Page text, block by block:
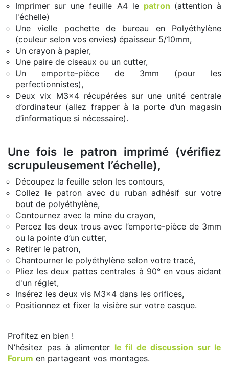
Imprimer sur une feuille A4 le patron (attention à
l'échelle)
Une vielle pochette de bureau en Polyéthylène
(couleur selon vos envies) épaisseur 5/10mm,
Un crayon à papier,
Une paire de ciseaux ou un cutter,
Un emporte-pièce de 3mm (pour les
perfectionnistes),
Deux vix M3x4 récupérées sur une unité centrale
d’ordinateur (allez frapper à la porte d’un magasin
d’informatique si nécessaire).
Une fois le patron imprimé (vérifiez
scrupuleusement l’échelle),
Découpez la feuille selon les contours,
Collez le patron avec du ruban adhésif sur votre
bout de polyéthylène,
Contournez avec la mine du crayon,
Percez les deux trous avec l’emporte-pièce de 3mm
ou la pointe d’un cutter,
Retirer le patron,
Chantourner le polyéthylène selon votre tracé,
Pliez les deux pattes centrales à 90° en vous aidant
d'un réglet,
Insérez les deux vis M3x4 dans les orifices,
Positionnez et fixer la visière sur votre casque.
Profitez en bien !
N’hésitez pas à alimenter le fil de discussion sur le
Forum en partageant vos montages.